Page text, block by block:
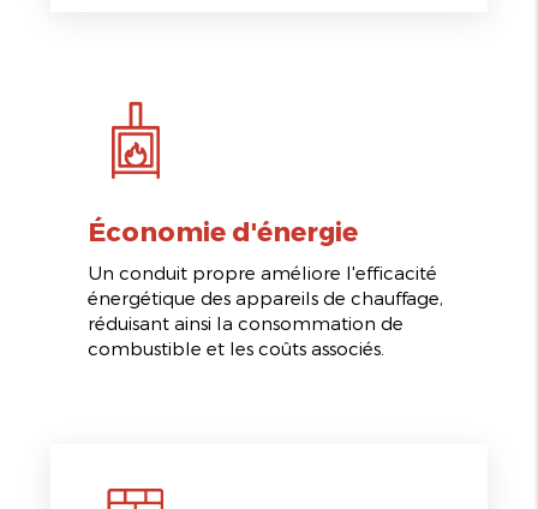
Économie d'énergie
Un conduit propre améliore l'efficacité
énergétique des appareils de chauffage,
réduisant ainsi la consommation de
combustible et les coûts associés.